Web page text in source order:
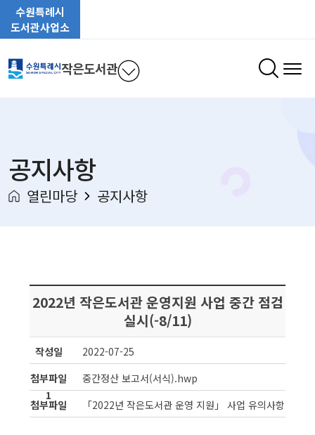
수원특례시
도서관사업소
작은도서관
공지사항
열린마당 공지사항
2022년 작은도서관 운영지원 사업 중간 점검
실시(-8/11)
작성일
2022-07-25
첨부파일
1
중간정산 보고서(서식).hwp
첨부파일
2
「2022년 작은도서관 운영 지원」 사업 유의사항.hwp